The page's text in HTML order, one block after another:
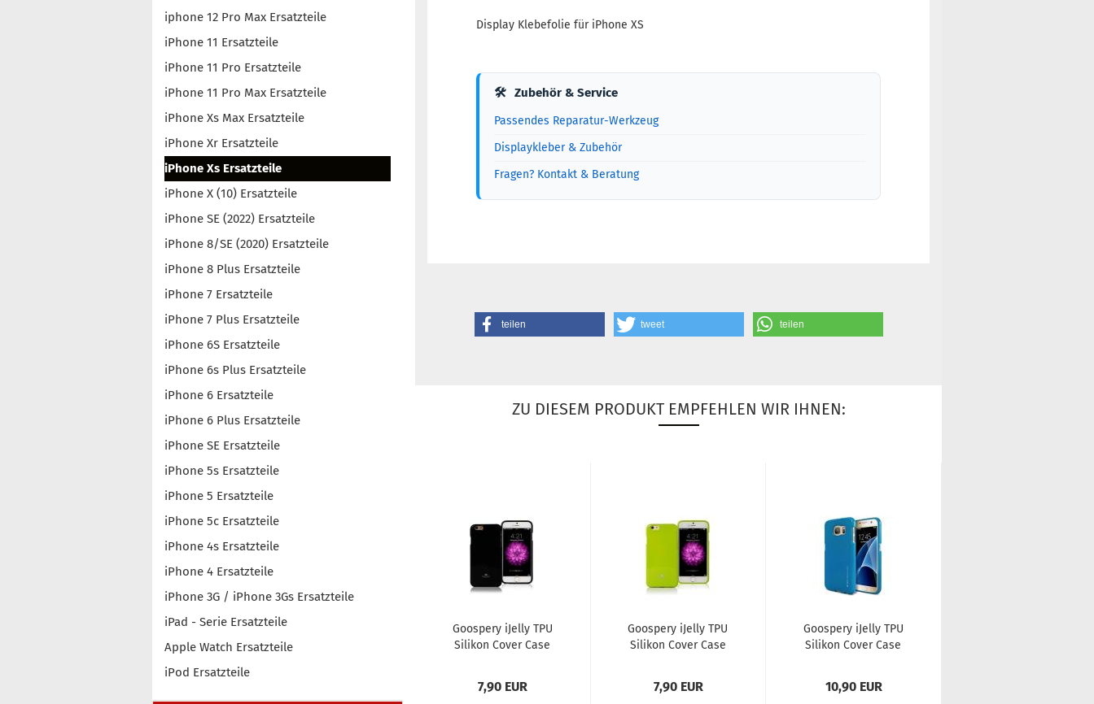
Display Klebefolie für iPhone XS
🛠 Zubehör & Service
Passendes Reparatur-Werkzeug
Displaykleber & Zubehör
Fragen? Kontakt & Beratung
teilen tweet teilen
ZU DIESEM PRODUKT EMPFEHLEN WIR IHNEN:
Goo­spe­ry iJel­ly TPU
Si­li­kon Cover Case
7,90 EUR
Goo­spe­ry iJel­ly TPU
Si­li­kon Cover Case
7,90 EUR
Goo­spe­ry iJel­ly TPU
Si­li­kon Cover Case
10,90 EUR
iphone 12 Pro Max Ersatzteile
iPhone 11 Ersatzteile
iPhone 11 Pro Ersatzteile
iPhone 11 Pro Max Ersatzteile
iPhone Xs Max Ersatzteile
iPhone Xr Ersatzteile
iPhone Xs Ersatzteile
iPhone X (10) Ersatzteile
iPhone SE (2022) Ersatzteile
iPhone 8/SE (2020) Ersatzteile
iPhone 8 Plus Ersatzteile
iPhone 7 Ersatzteile
iPhone 7 Plus Ersatzteile
iPhone 6S Ersatzteile
iPhone 6s Plus Ersatzteile
iPhone 6 Ersatzteile
iPhone 6 Plus Ersatzteile
iPhone SE Ersatzteile
iPhone 5s Ersatzteile
iPhone 5 Ersatzteile
iPhone 5c Ersatzteile
iPhone 4s Ersatzteile
iPhone 4 Ersatzteile
iPhone 3G / iPhone 3Gs Ersatzteile
iPad - Serie Ersatzteile
Apple Watch Ersatzteile
iPod Ersatzteile